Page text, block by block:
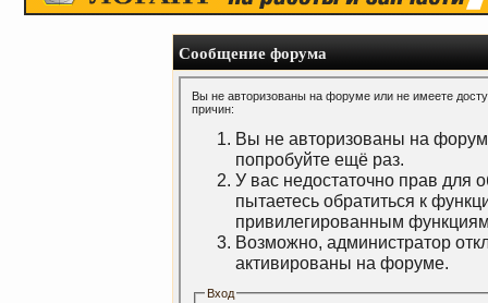
Сообщение форума
Вы не авторизованы на форуме или не имеете
причин:
Вы не авторизованы на
попробуйте ещё раз.
У вас недостаточно прав для
пытаетесь обратиться к
привилегированным
Возможно, администратор
активированы на форуме.
Вход